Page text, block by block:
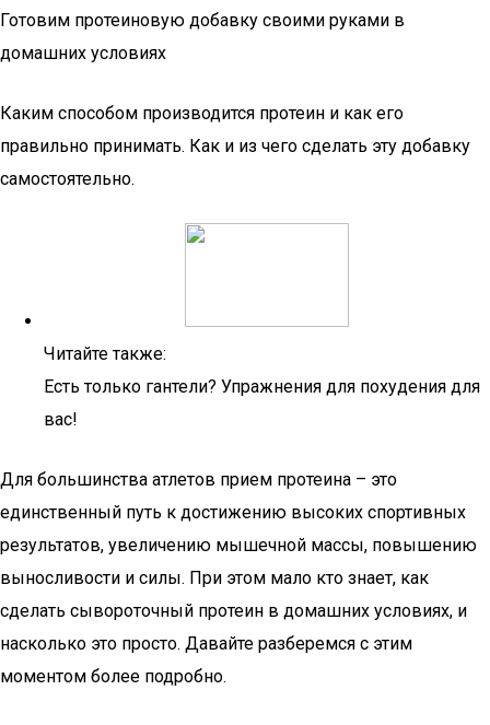
Готовим протеиновую добавку своими руками в
домашних условиях
Каким способом производится протеин и как его
правильно принимать. Как и из чего сделать эту добавку
самостоятельно.
Читайте также:
Есть только гантели? Упражнения для похудения для
вас!
Для большинства атлетов прием протеина – это
единственный путь к достижению высоких спортивных
результатов, увеличению мышечной массы, повышению
выносливости и силы. При этом мало кто знает, как
сделать сывороточный протеин в домашних условиях, и
насколько это просто. Давайте разберемся с этим
моментом более подробно.